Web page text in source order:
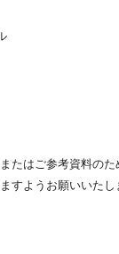
たはご参考資料のた
すようお願いいたし